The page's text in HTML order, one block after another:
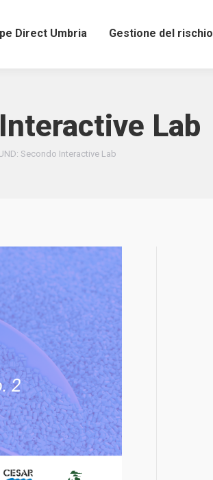
Direct Umbria Gestione del rischio
Lab
Secondo Interactive Lab